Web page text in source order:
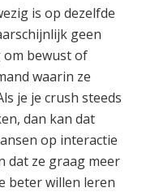
is op dezelfde
geen
om bewust of
waarin ze
je je crush steeds
dan kan dat
op interactie
dat ze graag meer
beter willen leren